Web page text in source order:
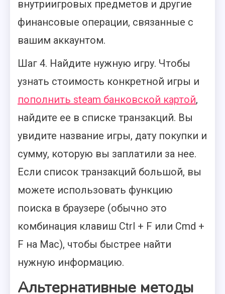
внутриигровых предметов и другие
финансовые операции, связанные с
вашим аккаунтом.
Шаг 4. Найдите нужную игру. Чтобы
узнать стоимость конкретной игры и
пополнить steam банковской картой,
найдите ее в списке транзакций. Вы
увидите название игры, дату покупки и
сумму, которую вы заплатили за нее.
Если список транзакций большой, вы
можете использовать функцию
поиска в браузере (обычно это
комбинация клавиш Ctrl + F или Cmd +
F на Mac), чтобы быстрее найти
нужную информацию.
Альтернативные методы